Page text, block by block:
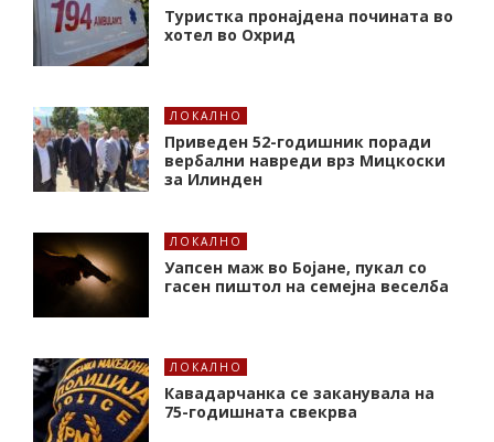
Туристка пронајдена почината во
хотел во Охрид
ЛОКАЛНО
Приведен 52-годишник поради
вербални навреди врз Мицкоски
за Илинден
ЛОКАЛНО
Уапсен маж во Бојане, пукал со
гасен пиштол на семејна веселба
ЛОКАЛНО
Кавадарчанка се заканувала на
75-годишната свекрва